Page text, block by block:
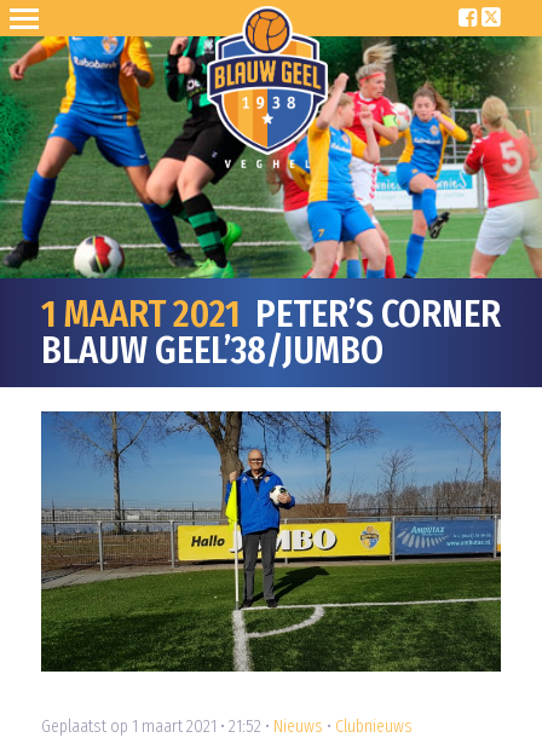
1 MAART 2021 PETER’S CORNER
BLAUW GEEL’38/JUMBO
Geplaatst op 1 maart 2021 • 21:52 • Nieuws • Clubnieuws